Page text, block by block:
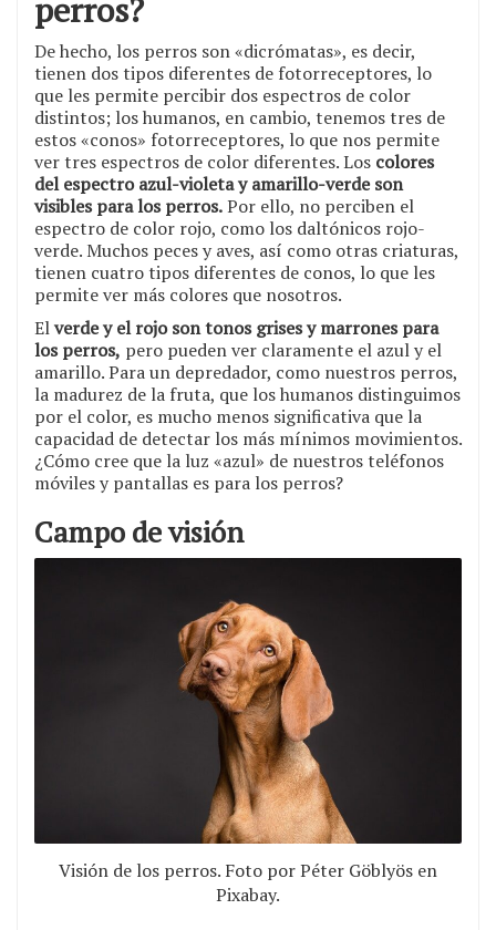
perros?
De hecho, los perros son «dicrómatas», es decir,
tienen dos tipos diferentes de fotorreceptores, lo
que les permite percibir dos espectros de color
distintos; los humanos, en cambio, tenemos tres de
estos «conos» fotorreceptores, lo que nos permite
ver tres espectros de color diferentes. Los colores
del espectro azul-violeta y amarillo-verde son
visibles para los perros.Por ello, no perciben el
espectro de color rojo, como los daltónicos rojo-
verde. Muchos peces y aves, así como otras criaturas,
tienen cuatro tipos diferentes de conos, lo que les
permite ver más colores que nosotros.
Elverde y el rojo son tonos grises y marrones para
los perros, pero pueden ver claramente el azul y el
amarillo. Para un depredador, como nuestros perros,
la madurez de la fruta, que los humanos distinguimos
por el color, es mucho menos significativa que la
capacidad de detectar los más mínimos movimientos.
¿Cómo cree que la luz «azul» de nuestros teléfonos
móviles y pantallas es para los perros?
Campo de visión
Visión de los perros. Foto por Péter Göblyös en
Pixabay.